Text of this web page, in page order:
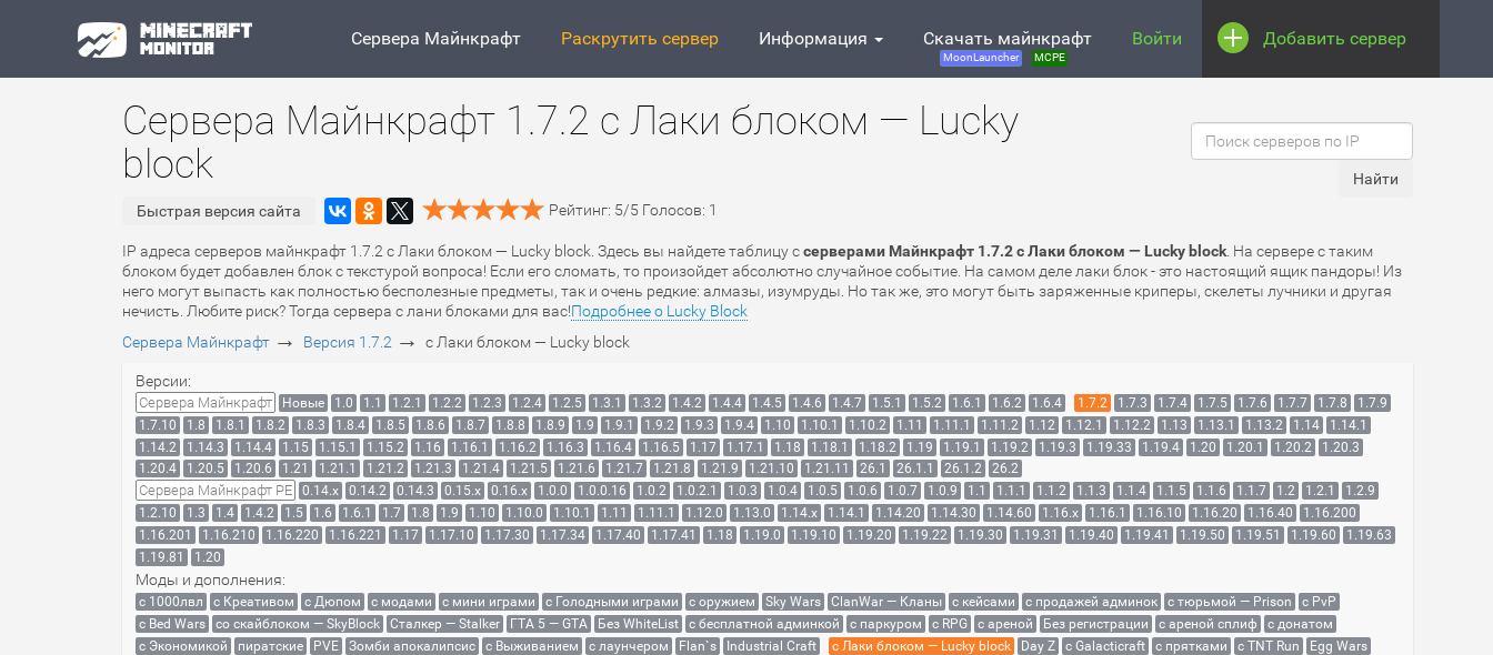
Сервера Майнкрафт Раскрутить сервер Информация Скачать майнкрафт
MoonLauncher MCPE
Войти Добавить сервер
Сервера Майнкрафт 1.7.2 с Лаки блоком — Lucky
block
Быстрая версия сайта Рейтинг: 5/5 Голосов: 1
IP адреса серверов майнкрафт 1.7.2 с Лаки блоком — Lucky block. Здесь вы найдете таблицу ссерверами Майнкрафт 1.7.2 с Лаки блоком — Lucky block . На сервере с таким
блоком будет добавлен блок с текстурой вопроса! Если его сломать, то произойдет абсолютно случайное событие. На самом деле лаки блок - это настоящий ящик пандоры! Из
него могут выпасть как полностью бесполезные предметы, так и очень редкие: алмазы, изумруды. Но так же, это могут быть заряженные криперы, скелеты лучники и другая
нечисть. Любите риск? Тогда сервера с лани блоками для вас!Подробнее о Lucky Block
Сервера Майнкрафт → Версия 1.7.2 → с Лаки блоком — Lucky block
Версии:
Сервера Майнкрафт Новые 1.0 1.1 1.2.1 1.2.2 1.2.3 1.2.4 1.2.5 1.3.1 1.3.2 1.4.2 1.4.4 1.4.5 1.4.6 1.4.7 1.5.1 1.5.2 1.6.1 1.6.2 1.6.4 1.7.2 1.7.3 1.7.4 1.7.5 1.7.6 1.7.7 1.7.8
1.7.9
1.7.10
1.8 1.8.1 1.8.2 1.8.3 1.8.4 1.8.5 1.8.6 1.8.7 1.8.8 1.8.9 1.9 1.9.1 1.9.2 1.9.3 1.9.4 1.10 1.10.1 1.10.2 1.11 1.11.1 1.11.2 1.12 1.12.1 1.12.2 1.13 1.13.1 1.13.2 1.14
1.14.1
1.14.2
1.14.3 1.14.4 1.15 1.15.1 1.15.2 1.16 1.16.1 1.16.2 1.16.3 1.16.4 1.16.5 1.17 1.17.1 1.18 1.18.1 1.18.2 1.19 1.19.1 1.19.2 1.19.3 1.19.33 1.19.4 1.20 1.20.1 1.20.2
1.20.3
1.20.4
1.20.5 1.20.6 1.21 1.21.1 1.21.2 1.21.3 1.21.4 1.21.5 1.21.6 1.21.7 1.21.8 1.21.9 1.21.10 1.21.11 26.1 26.1.1 26.1.2 26.2
Сервера Майнкрафт PE 0.14.x 0.14.2 0.14.3 0.15.x 0.16.x 1.0.0 1.0.0.16 1.0.2 1.0.2.1 1.0.3 1.0.4 1.0.5 1.0.6 1.0.7 1.0.9 1.1 1.1.1 1.1.2 1.1.3 1.1.4 1.1.5 1.1.6 1.1.7 1.2 1.2.1
1.2.9
1.2.10
1.3 1.4 1.4.2 1.5 1.6 1.6.1 1.7 1.8 1.9 1.10 1.10.0 1.10.1 1.11 1.11.1 1.12.0 1.13.0 1.14.x 1.14.1 1.14.20 1.14.30 1.14.60 1.16.x 1.16.1 1.16.10 1.16.20 1.16.40
1.16.200
1.16.201
1.16.210 1.16.220 1.16.221 1.17 1.17.10 1.17.30 1.17.34 1.17.40 1.17.41 1.18 1.19.0 1.19.10 1.19.20 1.19.22 1.19.30 1.19.31 1.19.40 1.19.41 1.19.50 1.19.51 1.19.60
1.19.63
1.19.81
1.20
Моды и дополнения:
с 1000лвл c Креативом с Дюпом с модами с мини играми с Голодными играми с оружием Sky Wars ClanWar — Кланы с кейсами с продажей админок с тюрьмой — Prison
с PvP
с Bed Wars
со скайблоком — SkyBlock Сталкер — Stalker ГТА 5 — GTA Без WhiteList с бесплатной админкой с паркуром с RPG с ареной Без регистрации с ареной сплиф
с донатом
с Экономикой
пиратские PVE Зомби апокалипсис с Выживанием с лаунчером Flan`s Industrial Craft с Лаки блоком — Lucky block Day Z с Galacticraft с прятками с TNT Run
Egg Wars